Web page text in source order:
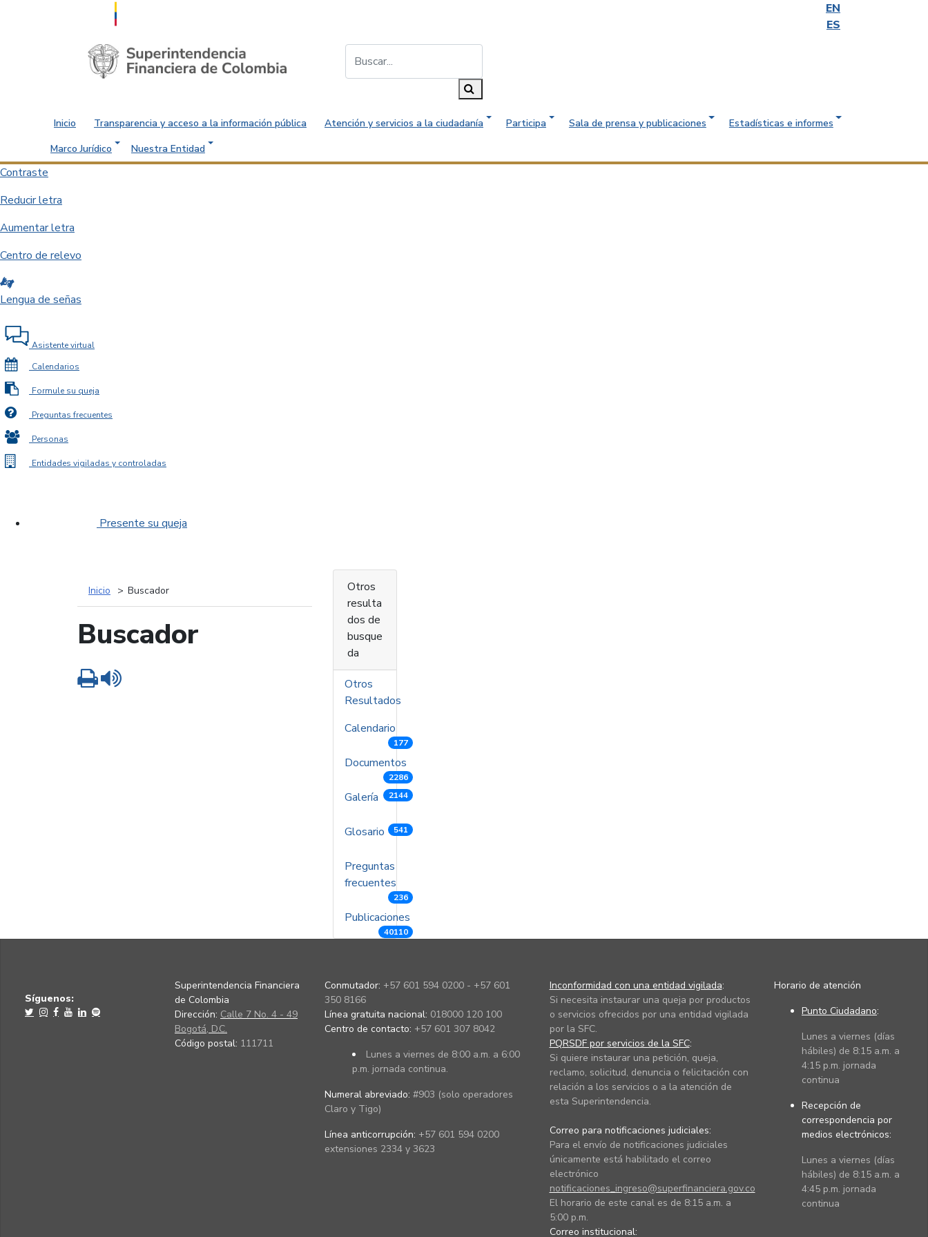
EN
ES
Saltar al contenido principal
Inicio Transparencia y acceso a la información pública Atención y servicios a la ciudadanía Participa Sala de prensa y publicaciones
Estadísticas e informes
Marco Jurídico
Nuestra Entidad
Contraste
Reducir letra
Aumentar letra
Centro de relevo
Lengua de señas
Asistente virtual
Calendarios
Formule su queja
Preguntas frecuentes
Personas
Entidades vigiladas y controladas
Presente su queja
Inicio Buscador
Buscador
Imprimir
Otros
resulta
dos de
busque
da
Otros
Resultados
Calendario
177
Documentos
2286
Galería 2144
Glosario 541
Preguntas
frecuentes
236
Publicaciones
40110
Síguenos:
Superintendencia Financiera
de Colombia
Dirección: Calle 7 No. 4 - 49
Bogotá, D.C.
Código postal: 111711
Conmutador: +57 601 594 0200 - +57 601
350 8166
Línea gratuita nacional: 018000 120 100
Centro de contacto: +57 601 307 8042
Lunes a viernes de 8:00 a.m. a 6:00
p.m. jornada continua.
Numeral abreviado: #903 (solo operadores
Claro y Tigo)
Línea anticorrupción: +57 601 594 0200
extensiones 2334 y 3623
Inconformidad con una entidad vigilada:
Si necesita instaurar una queja por productos
o servicios ofrecidos por una entidad vigilada
por la SFC.
PQRSDF por servicios de la SFC:
Si quiere instaurar una petición, queja,
reclamo, solicitud, denuncia o felicitación con
relación a los servicios o a la atención de
esta Superintendencia.
Correo para notificaciones judiciales:
Para el envío de notificaciones judiciales
únicamente está habilitado el correo
electrónico
notificaciones_ingreso@superfinanciera.gov.co
El horario de este canal es de 8:15 a.m. a
5:00 p.m.
Correo institucional:
Horario de atención
Punto Ciudadano:
Lunes a viernes (días
hábiles) de 8:15 a.m. a
4:15 p.m. jornada
continua
Recepción de
correspondencia por
medios electrónicos:
Lunes a viernes (días
hábiles) de 8:15 a.m. a
4:45 p.m. jornada
continua